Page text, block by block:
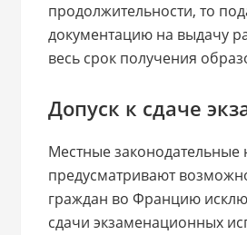
продолжительности, то
документацию на выдачу
весь срок получения
Допуск к сдаче
Местные
предусматривают
граждан во Францию
сдачи экзаменационных